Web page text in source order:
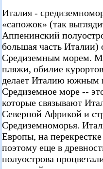
Италия -
«сапожок» (так
Аппенинский
большая часть Италии)
Средиземным морем.
пляжи, обилие
делает Италию южным
Средиземное море --
которые связывают
Северной Африкой и
Средиземноморья.
Европы, на
поэтому еще в
полуострова